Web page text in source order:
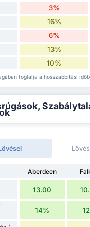
3%
16%
6%
13%
10%
foglalja a hosszabbítási
Aberdeen
13.00
14%